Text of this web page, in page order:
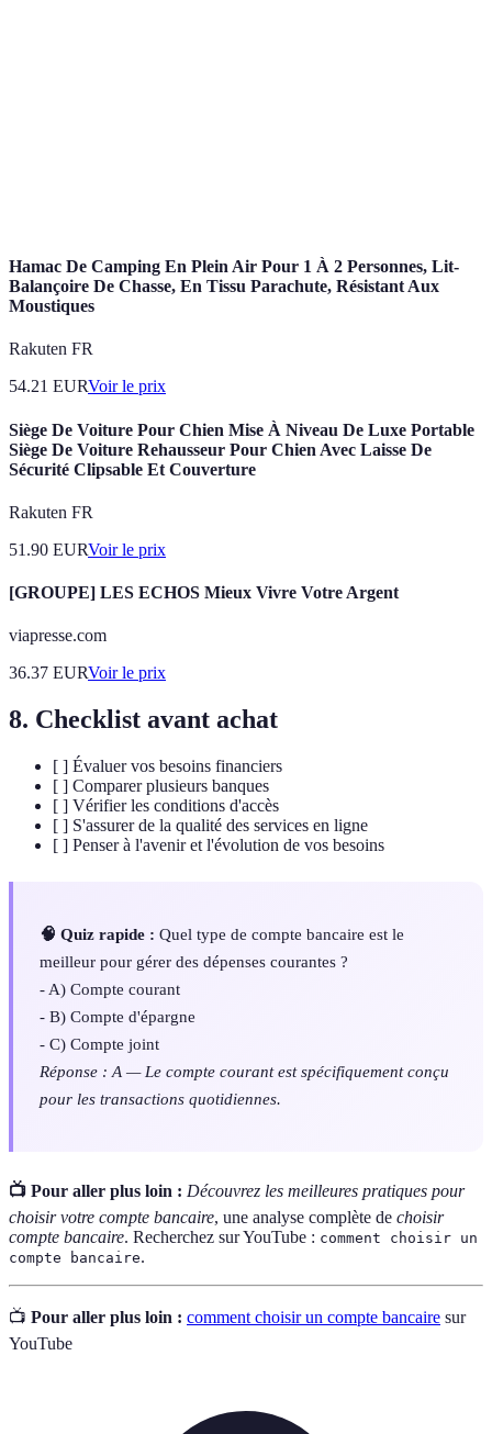
Hamac De Camping En Plein Air Pour 1 À 2 Personnes, Lit-
Balançoire De Chasse, En Tissu Parachute, Résistant Aux
Moustiques
Rakuten FR
54.21 EURVoir le prix
Siège De Voiture Pour Chien Mise À Niveau De Luxe Portable
Siège De Voiture Rehausseur Pour Chien Avec Laisse De
Sécurité Clipsable Et Couverture
Rakuten FR
51.90 EURVoir le prix
[GROUPE] LES ECHOS Mieux Vivre Votre Argent
viapresse.com
36.37 EURVoir le prix
8. Checklist avant achat
[ ] Évaluer vos besoins financiers
[ ] Comparer plusieurs banques
[ ] Vérifier les conditions d'accès
[ ] S'assurer de la qualité des services en ligne
[ ] Penser à l'avenir et l'évolution de vos besoins
🧠 Quiz rapide : Quel type de compte bancaire est le
meilleur pour gérer des dépenses courantes ?
- A) Compte courant
- B) Compte d'épargne
- C) Compte joint
Réponse : A — Le compte courant est spécifiquement conçu
pour les transactions quotidiennes.
📺 Pour aller plus loin : Découvrez les meilleures pratiques pour
choisir votre compte bancaire, une analyse complète de choisir
compte bancaire. Recherchez sur YouTube : comment choisir un
compte bancaire.
📺 Pour aller plus loin : comment choisir un compte bancaire sur
YouTube